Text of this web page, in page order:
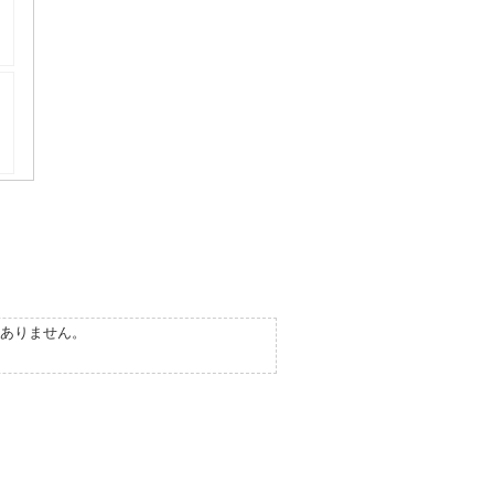
りません。